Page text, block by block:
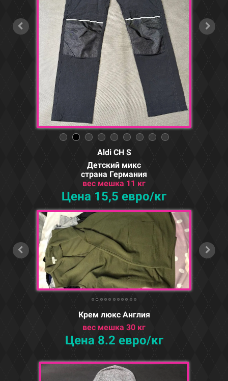
Aldi CH S
Детский микс
страна Германия
вес мешка 11 кг
Цена 15,5 евро/кг
Крем люкс Англия
вес мешка 30 кг
Цена 8.2 евро/кг